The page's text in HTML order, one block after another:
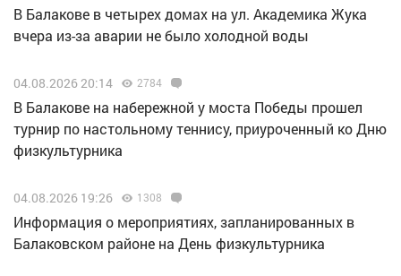
В Балакове в четырех домах на ул. Академика Жука
вчера из-за аварии не было холодной воды
04.08.2026 20:14 2784
В Балакове на набережной у моста Победы прошел
турнир по настольному теннису, приуроченный ко Дню
физкультурника
04.08.2026 19:26 1308
Информация о мероприятиях, запланированных в
Балаковском районе на День физкультурника